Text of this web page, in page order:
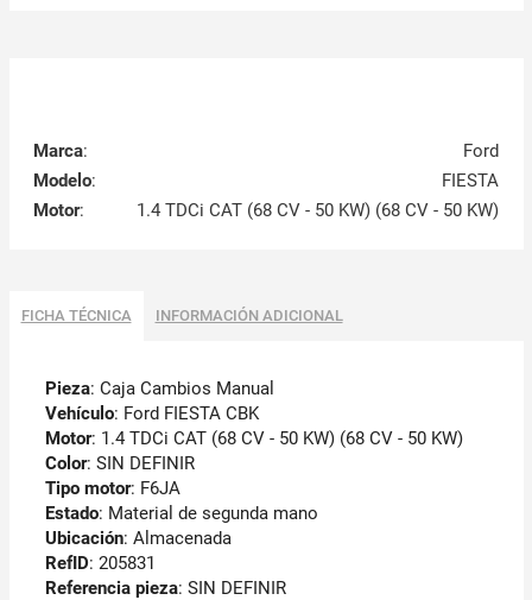
Marca:
Ford
Modelo:
FIESTA
Motor: 1.4 TDCi CAT (68 CV - 50 KW) (68 CV - 50 KW)
FICHA TÉCNICA INFORMACIÓN ADICIONAL
Pieza: Caja Cambios Manual
Vehículo: Ford FIESTA CBK
Motor: 1.4 TDCi CAT (68 CV - 50 KW) (68 CV - 50 KW)
Color: SIN DEFINIR
Tipo motor: F6JA
Estado: Material de segunda mano
Ubicación: Almacenada
RefID: 205831
Referencia pieza: SIN DEFINIR